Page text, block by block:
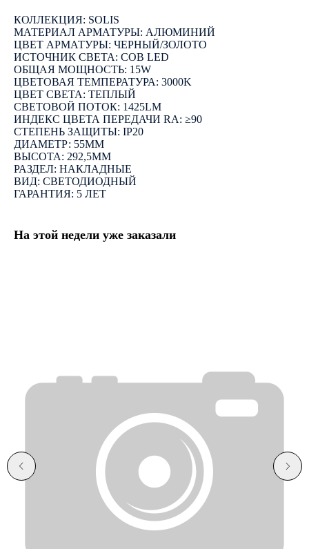
КОЛЛЕКЦИЯ: SOLIS
МАТЕРИАЛ АРМАТУРЫ: АЛЮМИНИЙ
ЦВЕТ АРМАТУРЫ: ЧЕРНЫЙ/ЗОЛОТО
ИСТОЧНИК СВЕТА: COB LED
ОБЩАЯ МОЩНОСТЬ: 15W
ЦВЕТОВАЯ ТЕМПЕРАТУРА: 3000K
ЦВЕТ СВЕТА: ТЕПЛЫЙ
СВЕТОВОЙ ПОТОК: 1425LM
ИНДЕКС ЦВЕТА ПЕРЕДАЧИ RA: ≥90
СТЕПЕНЬ ЗАЩИТЫ: IP20
ДИАМЕТР: 55ММ
ВЫСОТА: 292,5ММ
РАЗДЕЛ: НАКЛАДНЫЕ
ВИД: СВЕТОДИОДНЫЙ
ГАРАНТИЯ: 5 ЛЕТ
На этой недели уже заказали